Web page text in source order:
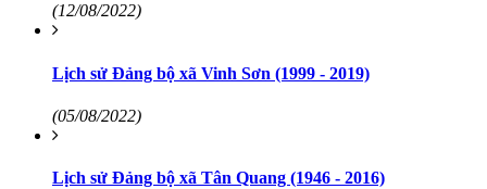
(12/08/2022)
Lịch sử Đảng bộ xã Vinh Sơn (1999 - 2019)
(05/08/2022)
Lịch sử Đảng bộ xã Tân Quang (1946 - 2016)